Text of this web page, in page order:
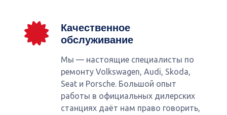
Качественное
обслуживание
Мы — настоящие специалисты по
ремонту Volkswagen, Audi, Skoda,
Seat и Porsche. Большой опыт
работы в официальных дилерских
станциях даёт нам право говорить,